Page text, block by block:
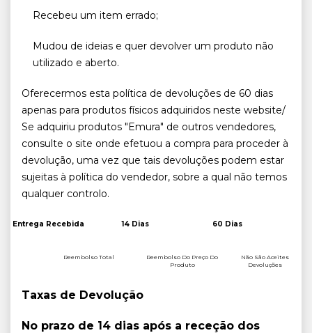
Recebeu um item errado;
Mudou de ideias e quer devolver um produto não
utilizado e aberto.
Oferecermos esta política de devoluções de 60 dias
apenas para produtos físicos adquiridos neste website/
Se adquiriu produtos "Emura" de outros vendedores,
consulte o site onde efetuou a compra para proceder à
devolução, uma vez que tais devoluções podem estar
sujeitas à política do vendedor, sobre a qual não temos
qualquer controlo.
Entrega Recebida 14 Dias 60 Dias
Reembolso Total
Reembolso Do Preço Do
Produto
Não São Aceites
Devoluções
Taxas de Devolução
No prazo de 14 dias após a receção dos